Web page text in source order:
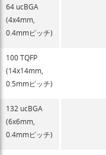
64 ucBGA
(4x4mm,
0.4mmピッチ)
100 TQFP
(14x14mm,
0.5mmピッチ)
132 ucBGA
(6x6mm,
0.4mmピッチ)